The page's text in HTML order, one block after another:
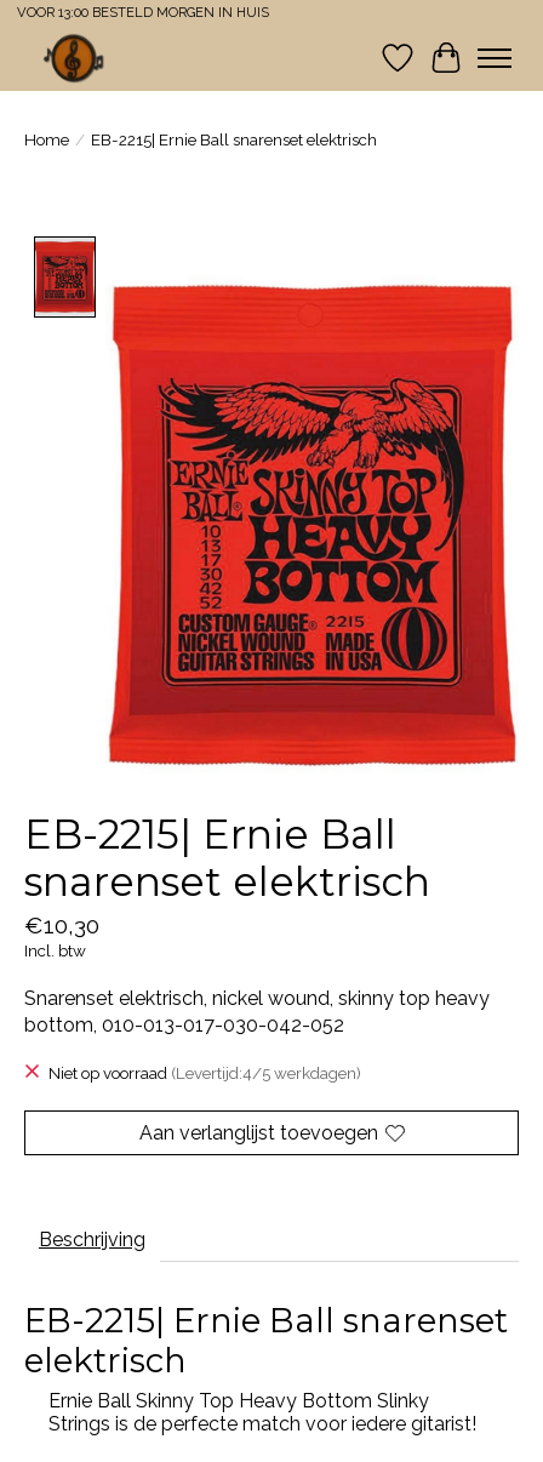
VOOR 13:00 BESTELD MORGEN IN HUIS
Verlanglijst
Home / EB-2215| Ernie Ball snarenset elektrisch
EB-2215| Ernie Ball
snarenset elektrisch
€10,30
Incl. btw
Snarenset elektrisch, nickel wound, skinny top heavy
bottom, 010-013-017-030-042-052
Niet op voorraad (Levertijd:4/5 werkdagen)
Aan verlanglijst toevoegen
Beschrijving
EB-2215| Ernie Ball snarenset
elektrisch
Ernie Ball Skinny Top Heavy Bottom Slinky
Strings is de perfecte match voor iedere gitarist!